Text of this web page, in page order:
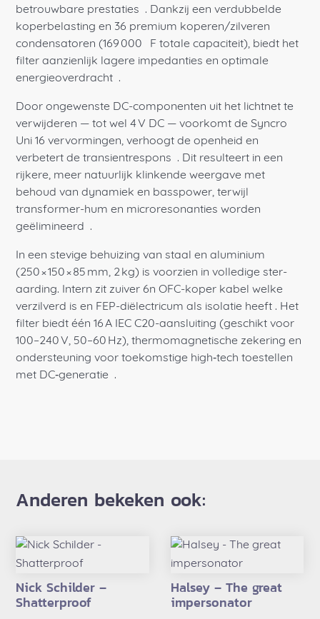
betrouwbare prestaties
. Dankzij een verdubbelde
koperbelasting en 36 premium koperen/zilveren
condensatoren (169 000 µF totale capaciteit), biedt het
filter aanzienlijk lagere impedanties en optimale
energieoverdracht .
Door ongewenste DC-componenten uit het lichtnet te
verwijderen — tot wel 4 V DC — voorkomt de Syncro
Uni 16 vervormingen, verhoogt de openheid en
verbetert de transientrespons
. Dit resulteert in een
rijkere, meer natuurlijk klinkende weergave met
behoud van dynamiek en basspower, terwijl
transformer-hum en microresonanties worden
geëlimineerd
.
In een stevige behuizing van staal en aluminium
(250 × 150 × 85 mm, 2 kg) is voorzien in volledige ster­
aarding. Intern zit zuiver 6n OFC-koper kabel welke
verzilverd is en FEP-diëlectricum als isolatie heeft . Het
filter biedt één 16 A IEC C20-aansluiting (geschikt voor
100–240 V, 50–60 Hz), thermomagnetische zekering en
ondersteuning voor toekomstige high‑tech toestellen
met DC‑generatie
.
Anderen bekeken ook:
Nick Schilder –
Shatterproof
Halsey – The great
impersonator